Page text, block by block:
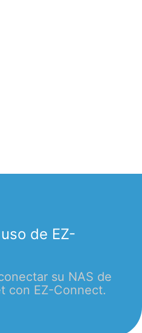
de EZ-
su NAS de
con EZ-Connect.